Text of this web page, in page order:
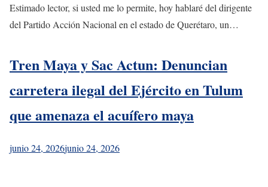
Estimado lector, si usted me lo permite, hoy hablaré del dirigente
del Partido Acción Nacional en el estado de Querétaro, un…
Tren Maya y Sac Actun: Denuncian
carretera ilegal del Ejército en Tulum
que amenaza el acuífero maya
junio 24, 2026junio 24, 2026